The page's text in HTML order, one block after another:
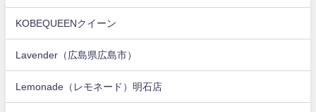
KOBEQUEENクイーン
Lavender（広島県広島市）
Lemonade（レモネード）明石店